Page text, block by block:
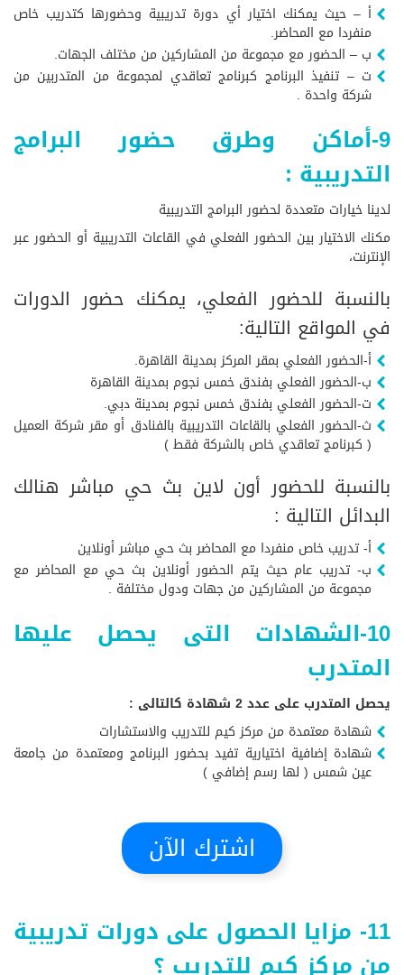
أ – حيث يمكنك اختيار أي دورة تدريبية وحضورها كتدريب خاص
منفردا مع المحاضر.
ب – الحضور مع مجموعة من المشاركين من مختلف الجهات.
ت – تنفيذ البرنامج كبرنامج تعاقدي لمجموعة من المتدربين من
شركة واحدة .
9-أماكن وطرق حضور البرامج
التدريبية :
لدينا خيارات متعددة لحضور البرامج التدريبية
مكنك الاختيار بين الحضور الفعلي في القاعات التدريبية أو الحضور عبر
الإنترنت،
بالنسبة للحضور الفعلي، يمكنك حضور الدورات
في المواقع التالية:
أ-الحضور الفعلي بمقر المركز بمدينة القاهرة.
ب-الحضور الفعلي بفندق خمس نجوم بمدينة القاهرة
ت-الحضور الفعلي بفندق خمس نجوم بمدينة دبي.
ث-الحضور الفعلي بالقاعات التدريبية بالفنادق أو مقر شركة العميل
( كبرنامج تعاقدي خاص بالشركة فقط )
بالنسبة للحضور أون لاين بث حي مباشر هنالك
البدائل التالية :
أ- تدريب خاص منفردا مع المحاضر بث حي مباشر أونلاين
ب- تدريب عام حيث يتم الحضور أونلاين بث حي مع المحاضر مع
مجموعة من المشاركين من جهات ودول مختلفة .
10-الشهادات التى يحصل عليها
المتدرب
يحصل المتدرب على عدد 2 شهادة كالتالى :
شهادة معتمدة من مركز كيم للتدريب والاستشارات
شهادة إضافية اختيارية تفيد بحضور البرنامج ومعتمدة من جامعة
عين شمس ( لها رسم إضافي )
اشترك الآن
11- مزايا الحصول على دورات تدريبية
من مركز كيم للتدريب ؟